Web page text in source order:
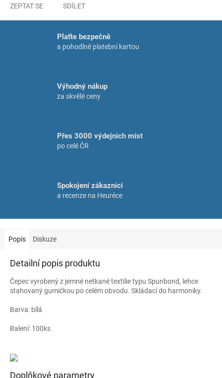
ZEPTAT SE SDÍLET
Plaťte bezpečně
a pohodlně platební kartou
Výhodný nákup
za skvělé ceny
Přes 3000 výdejních míst
po celé ČR
Spokojení zákazníci
a recenze na Heuréce
Popis Diskuze
Detailní popis produktu
Čepec vyrobený z jemné netkané textilie typu Spunbond, lehce
stahovaný gumičkou po celém obvodu. Skládací do harmoniky.
Barva: bílá
Balení: 100ks
Doplňkové parametry